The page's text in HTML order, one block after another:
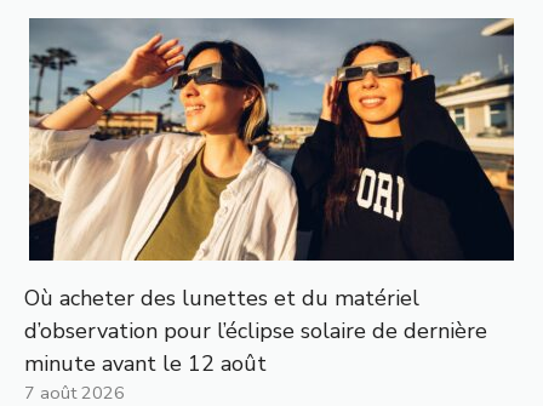
Où acheter des lunettes et du matériel
d’observation pour l’éclipse solaire de dernière
minute avant le 12 août
7 août 2026